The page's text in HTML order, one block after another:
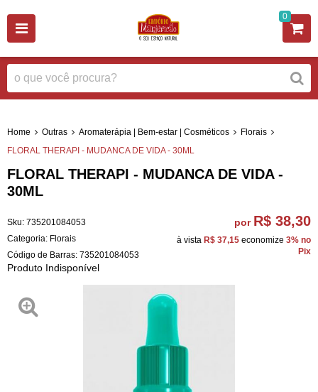
0
Home Outras Aromaterápia | Bem-estar | Cosméticos
Florais
FLORAL THERAPI - MUDANCA DE VIDA - 30ML
FLORAL THERAPI - MUDANCA DE VIDA -
30ML
Sku: 735201084053
Categoria: Florais
Código de Barras: 735201084053
Produto Indisponível
por R$ 38,30
à vista R$ 37,15 economize 3% no
Pix